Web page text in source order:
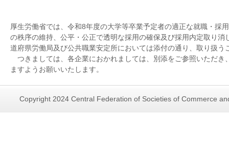
厚生労働省では、令和8年度の大学等卒業予定者の適正な就職・採
の秩序の維持、公平・公正で透明な採用の確保及び採用内定取り消
道府県労働局及び公共職業安定所においては添付の通り、取り扱う
つきましては、各企業におかれましては、別添をご参照いただき
ますようお願いいたします。
Copyright 2024 Central Federation of Societies of Commerce